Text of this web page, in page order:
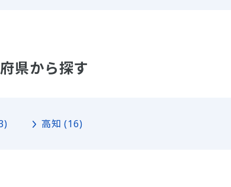
県から探す
高知 (16)